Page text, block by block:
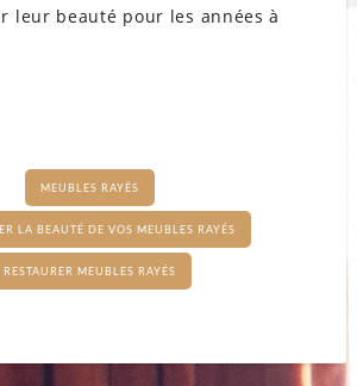
leur beauté pour les années à
MEUBLES RAYÉS
LA BEAUTÉ DE VOS MEUBLES RAYÉS
RESTAURER MEUBLES RAYÉS